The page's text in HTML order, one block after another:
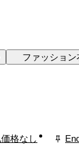
ファッショ
格なし